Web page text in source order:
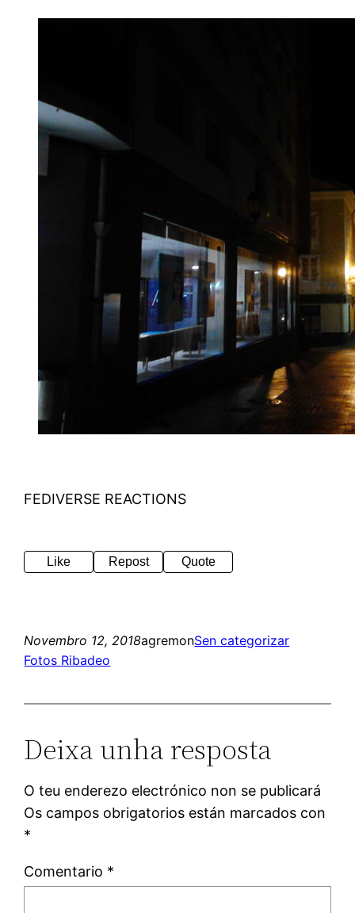
FEDIVERSE REACTIONS
Like Repost Quote
Novembro 12, 2018agremonSen categorizar
Fotos Ribadeo
Deixa unha resposta
O teu enderezo electrónico non se publicará
Os campos obrigatorios están marcados con
*
Comentario *